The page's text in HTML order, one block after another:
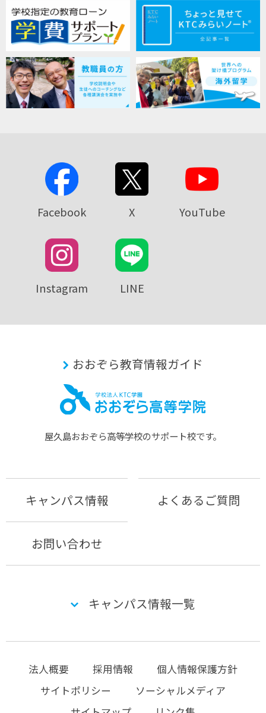
Facebook X YouTube
Instagram LINE
おおぞら教育情報ガイド
屋久島おおぞら⾼等学校のサポート校です。
キャンパス情報 よくあるご質問
お問い合わせ
キャンパス情報一覧
法人概要 採用情報
個人情報保護方針
サイトポリシー
ソーシャルメディア